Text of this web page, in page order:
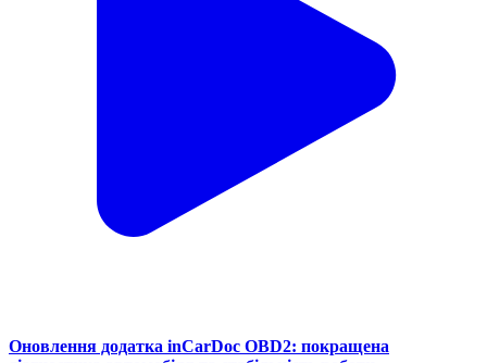
Оновлення додатка inCarDoc OBD2: покращена